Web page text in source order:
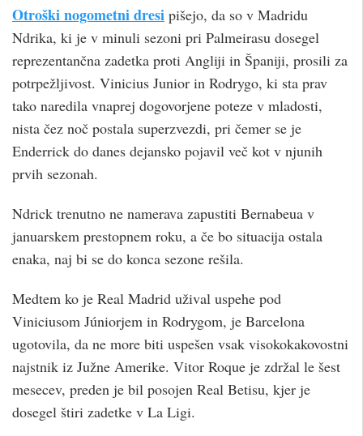
Otroški nogometni dresi pišejo, da so v Madridu
Ndrika, ki je v minuli sezoni pri Palmeirasu dosegel
reprezentančna zadetka proti Angliji in Španiji, prosili za
potrpežljivost. Vinicius Junior in Rodrygo, ki sta prav
tako naredila vnaprej dogovorjene poteze v mladosti,
nista čez noč postala superzvezdi, pri čemer se je
Enderrick do danes dejansko pojavil več kot v njunih
prvih sezonah.
Ndrick trenutno ne namerava zapustiti Bernabeua v
januarskem prestopnem roku, a če bo situacija ostala
enaka, naj bi se do konca sezone rešila.
Medtem ko je Real Madrid užival uspehe pod
Viniciusom Júniorjem in Rodrygom, je Barcelona
ugotovila, da ne more biti uspešen vsak visokokakovostni
najstnik iz Južne Amerike. Vitor Roque je zdržal le šest
mesecev, preden je bil posojen Real Betisu, kjer je
dosegel štiri zadetke v La Ligi.